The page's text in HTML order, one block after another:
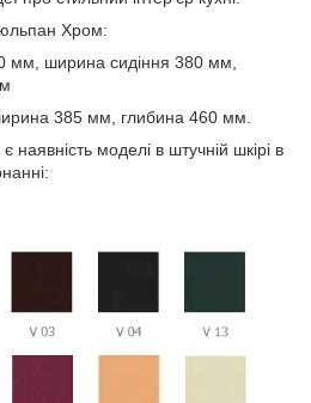
Хром:
мм, ширина сидіння 380 мм,
385 мм, глибина 460 мм.
моделі в штучній шкірі в